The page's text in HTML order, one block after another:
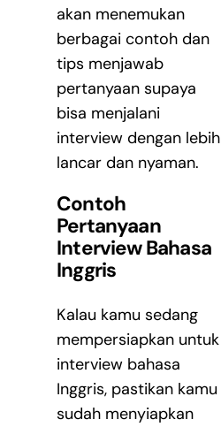
akan menemukan
berbagai contoh dan
tips menjawab
pertanyaan supaya
bisa menjalani
interview dengan lebih
lancar dan nyaman.
Contoh
Pertanyaan
Interview Bahasa
Inggris
Kalau kamu sedang
mempersiapkan untuk
interview bahasa
Inggris, pastikan kamu
sudah menyiapkan